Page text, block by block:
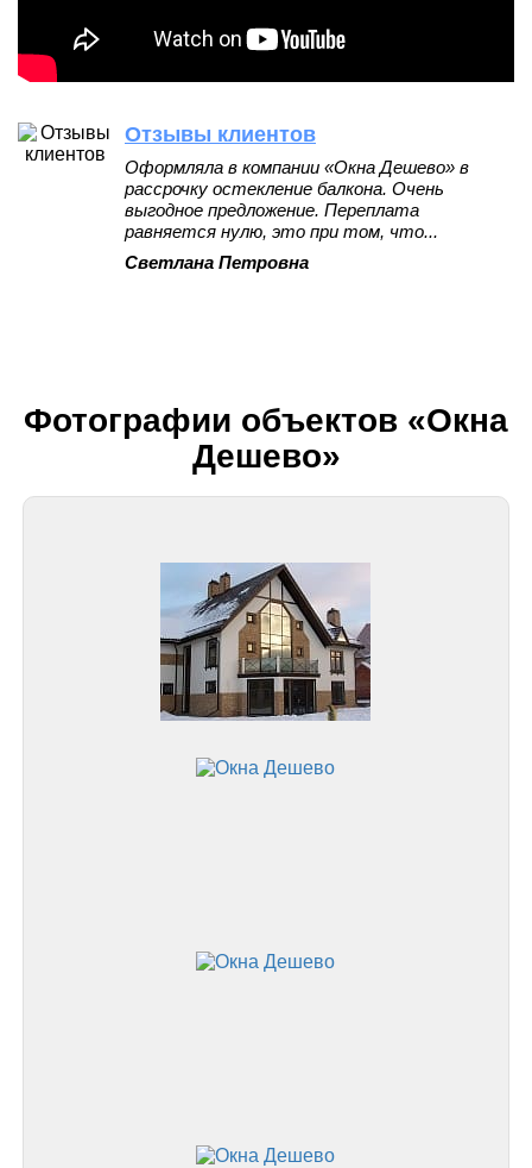
Отзывы клиентов
Оформляла в компании «Окна Дешево» в
рассрочку остекление балкона. Очень
выгодное предложение. Переплата
равняется нулю, это при том, что...
Светлана Петровна
Фотографии объектов «Окна
Дешево»